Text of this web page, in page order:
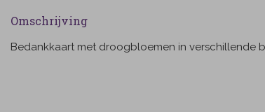
Omschrijving
Bedankkaart met droogbloemen in verschillende